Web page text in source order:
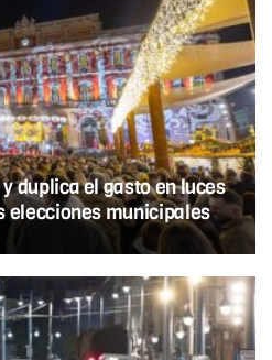
duplica el gasto en luces
elecciones municipales